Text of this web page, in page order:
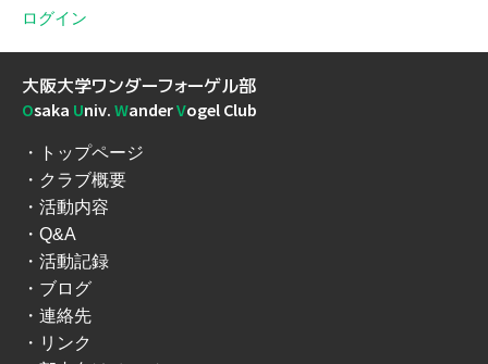
ログイン
大阪大学ワンダーフォーゲル部
Osaka Univ.WanderVogel Club
トップページ
クラブ概要
活動内容
Q&A
活動記録
ブログ
連絡先
リンク